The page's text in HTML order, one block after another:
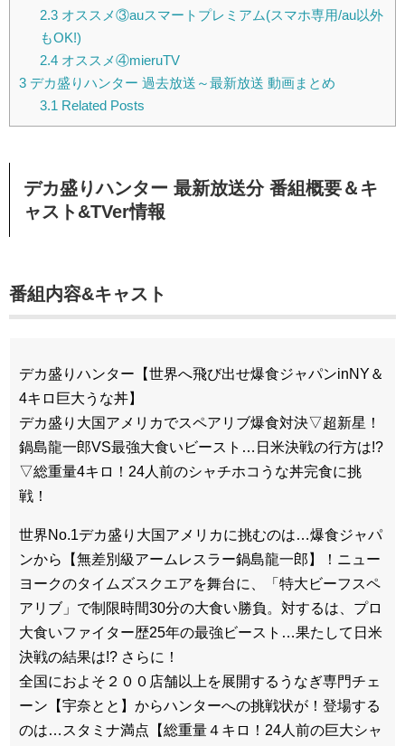
2.3オススメ③auスマートプレミアム(スマホ専用/au以外
もOK!)
2.4オススメ④mieruTV
3 デカ盛りハンター 過去放送～最新放送 動画まとめ
3.1 Related Posts
デカ盛りハンター 最新放送分 番組概要＆キ
ャスト&TVer情報
番組内容&キャスト
デカ盛りハンター【世界へ飛び出せ爆食ジャパンinNY＆
4キロ巨大うな丼】
デカ盛り大国アメリカでスペアリブ爆食対決▽超新星！
鍋島龍一郎VS最強大食いビースト…日米決戦の行方は!?
▽総重量4キロ！24人前のシャチホコうな丼完食に挑
戦！
世界No.1デカ盛り大国アメリカに挑むのは…爆食ジャパ
ンから【無差別級アームレスラー鍋島龍一郎】！ニュー
ヨークのタイムズスクエアを舞台に、「特大ビーフスペ
アリブ」で制限時間30分の大食い勝負。対するは、プロ
大食いファイター歴25年の最強ビースト…果たして日米
決戦の結果は!? さらに！
全国におよそ２００店舗以上を展開するうなぎ専門チェ
ーン【宇奈とと】からハンターへの挑戦状が！登場する
のは…スタミナ満点【総重量４キロ！24人前の巨大シャ